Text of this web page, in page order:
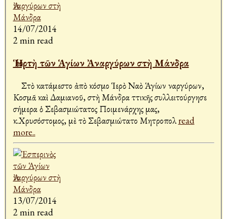
14/07/2014
2 min read
Ἡ ἑορτὴ τῶν Ἁγίων Ἀναργύρων στὴ Μάνδρα
Στὸ κατάμεστο ἀπὸ κόσμο Ἱερὸ Ναὸ Ἁγίων Ἀναργύρων,
Κοσμᾶ καὶ Δαμιανοῦ, στὴ Μάνδρα Ἀττικῆς συλλειτούργησε
σήμερα ὁ Σεβασμιώτατος Ποιμενάρχης μας,
κ.Χρυσόστομος, μὲ τὸ Σεβασμιώτατο Μητροπολread
more..
13/07/2014
2 min read